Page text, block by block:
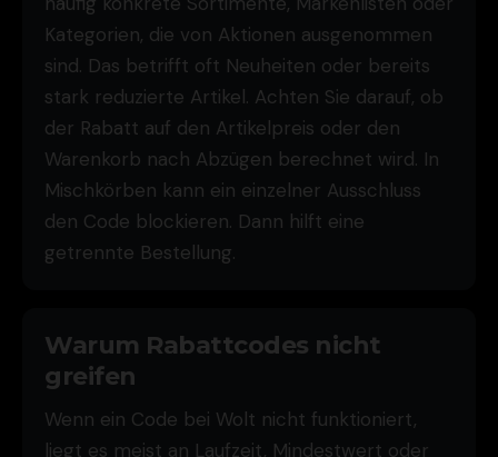
Kategorien, die von Aktionen ausgenommen
sind. Das betrifft oft Neuheiten oder bereits
stark reduzierte Artikel. Achten Sie darauf, ob
der Rabatt auf den Artikelpreis oder den
Warenkorb nach Abzügen berechnet wird. In
Mischkörben kann ein einzelner Ausschluss
den Code blockieren. Dann hilft eine
getrennte Bestellung.
Warum Rabattcodes nicht
greifen
Wenn ein Code bei Wolt nicht funktioniert,
liegt es meist an Laufzeit, Mindestwert oder